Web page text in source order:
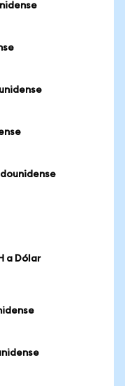
a Dólar